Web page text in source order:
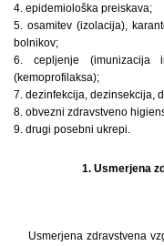
4. epidemiološka preiskava;
5. osamitev (izolacija),
bolnikov;
6. cepljenje (imunizacija
(kemoprofilaksa);
7. dezinfekcija, dezinsekcija,
8. obvezni zdravstveno
9. drugi posebni ukrepi.
1. Usmerjena
Usmerjena zdravstvena